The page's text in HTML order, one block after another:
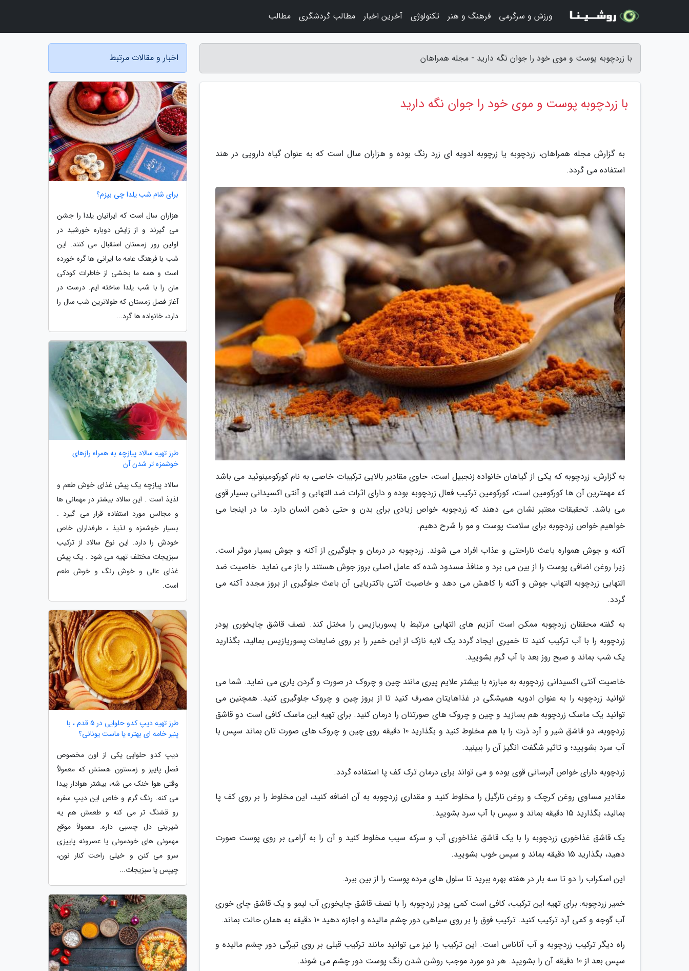
با زردچوبه پوست و موی خود را جوان نگه دارید - مجله همراهان
با زردچوبه پوست و موی خود را جوان نگه دارید
به گزارش مجله همراهان، زردچوبه یا زرچوبه ادویه ای زرد رنگ بوده و هزاران سال است که به عنوان گیاه دارویی در هند
استفاده می گردد.
به گزارش، زردچوبه که یکی از گیاهان خانواده زنجبیل است، حاوی مقادیر بالایی ترکیبات خاصی به نام کورکومینوئید می باشد
که مهمترین آن ها کورکومین است، کورکومین ترکیب فعال زردچوبه بوده و دارای اثرات ضد التهابی و آنتی اکسیدانی بسیار قوی
می باشد. تحقیقات معتبر نشان می دهند که زردچوبه خواص زیادی برای بدن و حتی ذهن انسان دارد. ما در اینجا می
خواهیم خواص زردچوبه برای سلامت پوست و مو را شرح دهیم.
آکنه و جوش همواره باعث ناراحتی و عذاب افراد می شوند. زردچوبه در درمان و جلوگیری از آکنه و جوش بسیار موثر است.
زیرا روغن اضافی پوست را از بین می برد و منافذ مسدود شده که عامل اصلی بروز جوش هستند را باز می نماید. خاصیت ضد
التهابی زردچوبه التهاب جوش و آکنه را کاهش می دهد و خاصیت آنتی باکتریایی آن باعث جلوگیری از بروز مجدد آکنه می
گردد.
به گفته محققان زردچوبه ممکن است آنزیم های التهابی مرتبط با پسوریازیس را مختل کند. نصف قاشق چایخوری پودر
زردچوبه را با آب ترکیب کنید تا خمیری ایجاد گردد یک لایه نازک از این خمیر را بر روی ضایعات پسوریازیس بمالید، بگذارید
یک شب بماند و صبح روز بعد با آب گرم بشویید.
خاصیت آنتی اکسیدانی زردچوبه به مبارزه با بیشتر علایم پیری مانند چین و چروک در صورت و گردن یاری می نماید. شما می
توانید زردچوبه را به عنوان ادویه همیشگی در غذاهایتان مصرف کنید تا از بروز چین و چروک جلوگیری کنید. همچنین می
توانید یک ماسک زردچوبه هم بسازید و چین و چروک های صورتتان را درمان کنید. برای تهیه این ماسک کافی است دو قاشق
زردچوبه، دو قاشق شیر و آرد ذرت را با هم مخلوط کنید و بگذارید 10 دقیقه روی چین و چروک های صورت تان بماند سپس با
آب سرد بشویید؛ و تاثیر شگفت انگیز آن را ببینید.
زردچوبه دارای خواص آبرسانی قوی بوده و می تواند برای درمان ترک کف پا استفاده گردد.
مقادیر مساوی روغن کرچک و روغن نارگیل را مخلوط کنید و مقداری زردچوبه به آن اضافه کنید، این مخلوط را بر روی کف پا
بمالید، بگذارید 15 دقیقه بماند و سپس با آب سرد بشویید.
یک قاشق غذاخوری زردچوبه را با یک قاشق غذاخوری آب و سرکه سیب مخلوط کنید و آن را به آرامی بر روی پوست صورت
دهید، بگذارید 15 دقیقه بماند و سپس خوب بشویید.
این اسکراب را دو تا سه بار در هفته بهره ببرید تا سلول های مرده پوست را از بین ببرد.
خمیر زردچوبه: برای تهیه این ترکیب، کافی است کمی پودر زردچوبه را با نصف قاشق چایخوری آب لیمو و یک قاشق چای خوری
آب گوجه و کمی آرد ترکیب کنید. ترکیب فوق را بر روی سیاهی دور چشم مالیده و اجازه دهید 10 دقیقه به همان حالت بماند.
راه دیگر ترکیب زردچوبه و آب آناناس است. این ترکیب را نیز می توانید مانند ترکیب قبلی بر روی تیرگی دور چشم مالیده و
سپس بعد از 10 دقیقه آن را بشویید. هر دو مورد موجب روشن شدن رنگ پوست دور چشم می شوند.
اخبار و مقالات مرتبط
برای شام شب یلدا چی بپزم؟
هزاران سال است که ایرانیان یلدا را جشن
می گیرند و از زایش دوباره خورشید در
اولین روز زمستان استقبال می کنند. این
شب با فرهنگ عامه ما ایرانی ها گره خورده
است و همه ما بخشی از خاطرات کودکی
مان را با شب یلدا ساخته ایم. درست در
آغاز فصل زمستان که طولاترین شب سال را
دارد، خانواده ها گرد...
طرز تهیه سالاد پیازچه به همراه رازهای
خوشمزه تر شدن آن
سالاد پیازچه یک پیش غذای خوش طعم و
لذیذ است . این سالاد بیشتر در مهمانی ها
و مجالس مورد استفاده قرار می گیرد .
بسیار خوشمزه و لذیذ ، طرفداران خاص
خودش را دارد. این نوع سالاد از ترکیب
سبزیجات مختلف تهیه می شود . یک پیش
غذای عالی و خوش رنگ و خوش طعم
است.
طرز تهیه دیپ کدو حلوایی در 5 قدم ، با
پنیر خامه ای بهتره یا ماست یونانی؟
دیپ کدو حلوایی یکی از اون مخصوص
فصل پاییز و زمستون هستش که معمولاً
وقتی هوا خنک می شه، بیشتر هوادار پیدا
می کنه. رنگ گرم و خاص این دیپ سفره
رو قشنگ تر می کنه و طعمش هم یه
شیرینی دل چسبی داره. معمولاً موقع
مهمونی های خودمونی یا عصرونه پاییزی
سرو می کنن و خیلی راحت کنار نون،
چیپس یا سبزیجات...
ورزش و سرگرمی فرهنگ و هنر تکنولوژی آخرین اخبار مطالب گردشگری مطالب